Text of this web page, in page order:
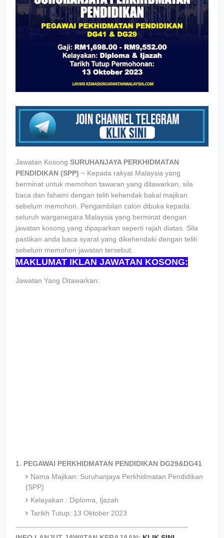
Jawatan Kosong SURUHANJAYA PERKHIDMATAN
PENDIDIKAN (SPP) ~ Kepada rakyat Malaysia yang
berminat untuk memohon tawaran yang ditawarkan, sila
baca dan fahami dengan teliti kehendak bakal majikan
sebelum memohon. Pengambilan calon dibuka kepada
seluruh warganegara Malaysia yang berminat dengan
jawatan kosong yang dipaparkan seperti rajah diatas. Sila
pastikan anda baca syarat yang dikehendaki dengan teliti
sebelum memohon jawatan tersebut.
MAKLUMAT IKLAN JAWATAN KOSONG:
Jawatan Yang Ditawarkan:
1. PEGAWAI PERKHIDMATAN PENDIDIKAN DG29&DG41
Nama Majikan: Suruhanjaya Perkhidmatan Pendidikan
(SPP)
Kelayakan : Diploma, Ijazah
Tarikh Tutup: 13 Oktober 2023
---------------------------------------------------------------------